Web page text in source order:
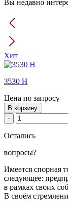
Вы недавно
Хит
3530 Н
Цена по запросу
В корзину
-
Остались
вопросы?
Имеется спорная
следующее:
в рамках своих
В своём